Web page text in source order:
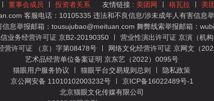
董事会成员 投资者关系 友情链接 : 美团网 格瓦拉 美
客服电话：10105335 违法和不良信息/涉未成年人有害信息
信息举报邮箱：tousujubao@meituan.com 舞弊线索举报邮箱：
业务经营许可证 京B2-20190350
营业性演出许可证 京演（机
营许可证 （京）字第08478号
网络文化经营许可证 京网文（
艺术品经营单位备案证明 京东艺（2022）0095号
猫眼用户服务协议
猫眼平台交易规则总则
隐私政策
京公网安备 11010102003232号
京ICP备16022489号-1
北京猫眼文化传媒有限公司